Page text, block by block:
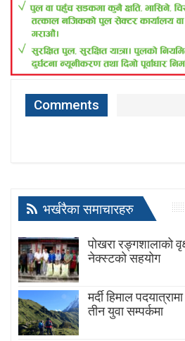
Comments
भर्खरैका समाचारहरु
पोखरा रङ्गशालाको
नेक्स्टको सहयोग
मर्दी हिमाल
तीन युवा सम्पर्कमा